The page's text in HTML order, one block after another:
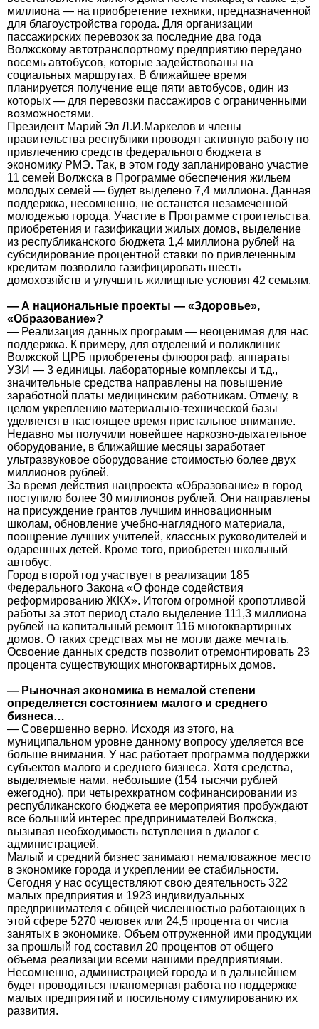
миллиона — на приобретение техники, предназначенной
для благоустройства города. Для организации
пассажирских перевозок за последние два года
Волжскому автотранспортному предприятию передано
восемь автобусов, которые задействованы на
социальных маршрутах. В ближайшее время
планируется получение еще пяти автобусов, один из
которых — для перевозки пассажиров с ограниченными
возможностями.
Президент Марий Эл Л.И.Маркелов и члены
правительства республики проводят активную работу по
привлечению средств федерального бюджета в
экономику РМЭ. Так, в этом году запланировано участие
11 семей Волжска в Программе обеспечения жильем
молодых семей — будет выделено 7,4 миллиона. Данная
поддержка, несомненно, не останется незамеченной
молодежью города. Участие в Программе строительства,
приобретения и газификации жилых домов, выделение
из республиканского бюджета 1,4 миллиона рублей на
субсидирование процентной ставки по привлеченным
кредитам позволило газифицировать шесть
домохозяйств и улучшить жилищные условия 42 семьям.
— А национальные проекты — «Здоровье»,
«Образование»?
— Реализация данных программ — неоценимая для нас
поддержка. К примеру, для отделений и поликлиник
Волжской ЦРБ приобретены флюорограф, аппараты
УЗИ — 3 единицы, лабораторные комплексы и т.д.,
значительные средства направлены на повышение
заработной платы медицинским работникам. Отмечу, в
целом укреплению материально-технической базы
уделяется в настоящее время пристальное внимание.
Недавно мы получили новейшее наркозно-дыхательное
оборудование, в ближайшие месяцы заработает
ультразвуковое оборудование стоимостью более двух
миллионов рублей.
За время действия нацпроекта «Образование» в город
поступило более 30 миллионов рублей. Они направлены
на присуждение грантов лучшим инновационным
школам, обновление учебно-наглядного материала,
поощрение лучших учителей, классных руководителей и
одаренных детей. Кроме того, приобретен школьный
автобус.
Город второй год участвует в реализации 185
Федерального Закона «О фонде содействия
реформированию ЖКХ». Итогом огромной кропотливой
работы за этот период стало выделение 111,3 миллиона
рублей на капитальный ремонт 116 многоквартирных
домов. О таких средствах мы не могли даже мечтать.
Освоение данных средств позволит отремонтировать 23
процента существующих многоквартирных домов.
— Рыночная экономика в немалой степени
определяется состоянием малого и среднего
бизнеса…
— Совершенно верно. Исходя из этого, на
муниципальном уровне данному вопросу уделяется все
больше внимания. У нас работает программа поддержки
субъектов малого и среднего бизнеса. Хотя средства,
выделяемые нами, небольшие (154 тысячи рублей
ежегодно), при четырехкратном софинансировании из
республиканского бюджета ее мероприятия пробуждают
все больший интерес предпринимателей Волжска,
вызывая необходимость вступления в диалог с
администрацией.
Малый и средний бизнес занимают немаловажное место
в экономике города и укреплении ее стабильности.
Сегодня у нас осуществляют свою деятельность 322
малых предприятия и 1923 индивидуальных
предпринимателя с общей численностью работающих в
этой сфере 5270 человек или 24,5 процента от числа
занятых в экономике. Объем отгруженной ими продукции
за прошлый год составил 20 процентов от общего
объема реализации всеми нашими предприятиями.
Несомненно, администрацией города и в дальнейшем
будет проводиться планомерная работа по поддержке
малых предприятий и посильному стимулированию их
развития.